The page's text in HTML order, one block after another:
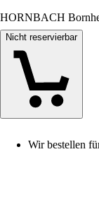
HORNBACH
Nicht reservierbar
Wir bestellen